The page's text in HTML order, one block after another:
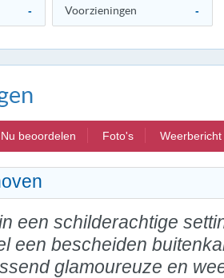
- Voorzieningen -
Nu beoordelen Foto's Weerbericht
een schilderachtige
een bescheiden
glamoureuze en